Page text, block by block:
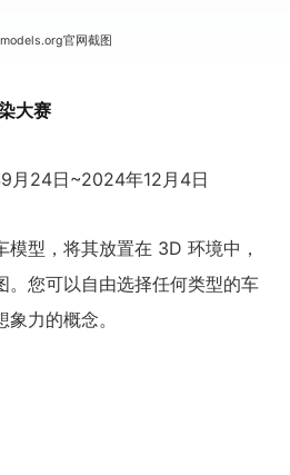
官网截图
大赛
月24日~2024年12月4日
型，将其放置在 3D 环境中，
。您可以自由选择任何类型的车
力的概念。